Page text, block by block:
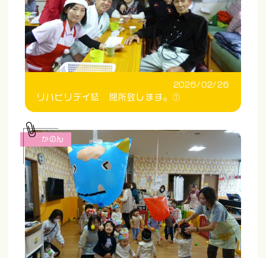
2026/02/26
リハビリデイ結 閉所致します。①
かのん